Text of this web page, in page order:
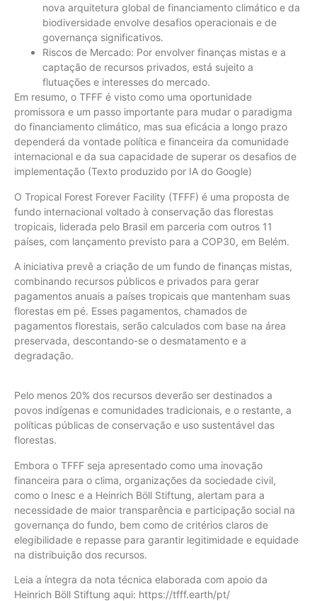
nova arquitetura global de financiamento climático e da
biodiversidade envolve desafios operacionais e de
governança significativos.
Riscos de Mercado: Por envolver finanças mistas e a
captação de recursos privados, está sujeito a
flutuações e interesses do mercado.
Em resumo, o TFFF é visto como uma oportunidade
promissora e um passo importante para mudar o paradigma
do financiamento climático, mas sua eficácia a longo prazo
dependerá da vontade política e financeira da comunidade
internacional e da sua capacidade de superar os desafios de
implementação (Texto produzido por IA do Google)
O Tropical Forest Forever Facility (TFFF) é uma proposta de
fundo internacional voltado à conservação das florestas
tropicais, liderada pelo Brasil em parceria com outros 11
países, com lançamento previsto para a COP30, em Belém.
A iniciativa prevê a criação de um fundo de finanças mistas,
combinando recursos públicos e privados para gerar
pagamentos anuais a países tropicais que mantenham suas
florestas em pé. Esses pagamentos, chamados de
pagamentos florestais, serão calculados com base na área
preservada, descontando-se o desmatamento e a
degradação.
Pelo menos 20% dos recursos deverão ser destinados a
povos indígenas e comunidades tradicionais, e o restante, a
políticas públicas de conservação e uso sustentável das
florestas.
Embora o TFFF seja apresentado como uma inovação
financeira para o clima, organizações da sociedade civil,
como o Inesc e a Heinrich Böll Stiftung, alertam para a
necessidade de maior transparência e participação social na
governança do fundo, bem como de critérios claros de
elegibilidade e repasse para garantir legitimidade e equidade
na distribuição dos recursos.
Leia a íntegra da nota técnica elaborada com apoio da
Heinrich Böll Stiftung aqui: https://tfff.earth/pt/